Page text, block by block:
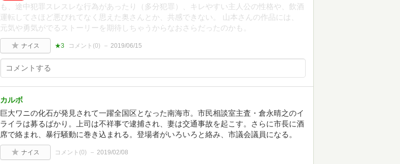
も、途中犯罪スレスレな行為があったり（多分犯罪）、キレやすい主人公の性格や、飲酒
運転してさほど悪びれてなく思えた奥さんとか、共感できない。 山本さんの作品には、
元気や勇気がでるストーリーを期待しちゃうからなおさらだったのかも。
ナイス ★3 コメント(0) 2019/06/15
カルボ
巨大ワニの化石が発見されて一躍全国区となった南海市。市民相談室主査・倉永晴之のイ
ライラは募るばかり。上司は不祥事で逮捕され、妻は交通事故を起こす。さらに市長に酒
席で絡まれ、暴行騒動に巻き込まれる。登場者がいろいろと絡み、市議会議員になる。
ナイス コメント(0) 2019/02/08